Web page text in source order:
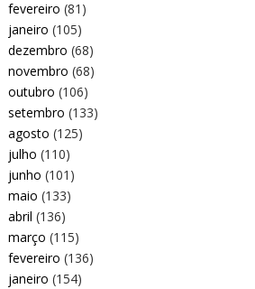
fevereiro (81)
janeiro (105)
dezembro (68)
novembro (68)
outubro (106)
setembro (133)
agosto (125)
julho (110)
junho (101)
maio (133)
abril (136)
março (115)
fevereiro (136)
janeiro (154)